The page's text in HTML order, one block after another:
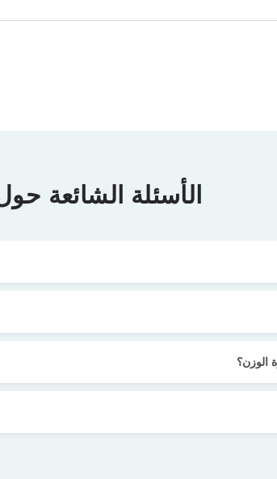
الأسئلة الشائعة
الوزن؟